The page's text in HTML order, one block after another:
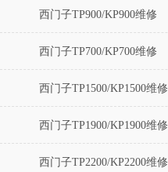
西门子TP900/KP900维修
西门子TP700/KP700维修
西门子TP1500/KP1500维修
西门子TP1900/KP1900维修
西门子TP2200/KP2200维修